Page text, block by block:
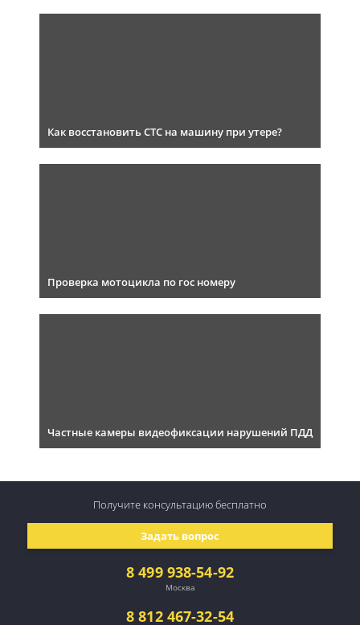
Как восстановить СТС на машину при утере?
Проверка мотоцикла по гос номеру
Частные камеры видеофиксации нарушений ПДД
8 499 938-54-92
Москва
8 812 467-32-54
Задать вопрос
Получите консультациюбесплатно